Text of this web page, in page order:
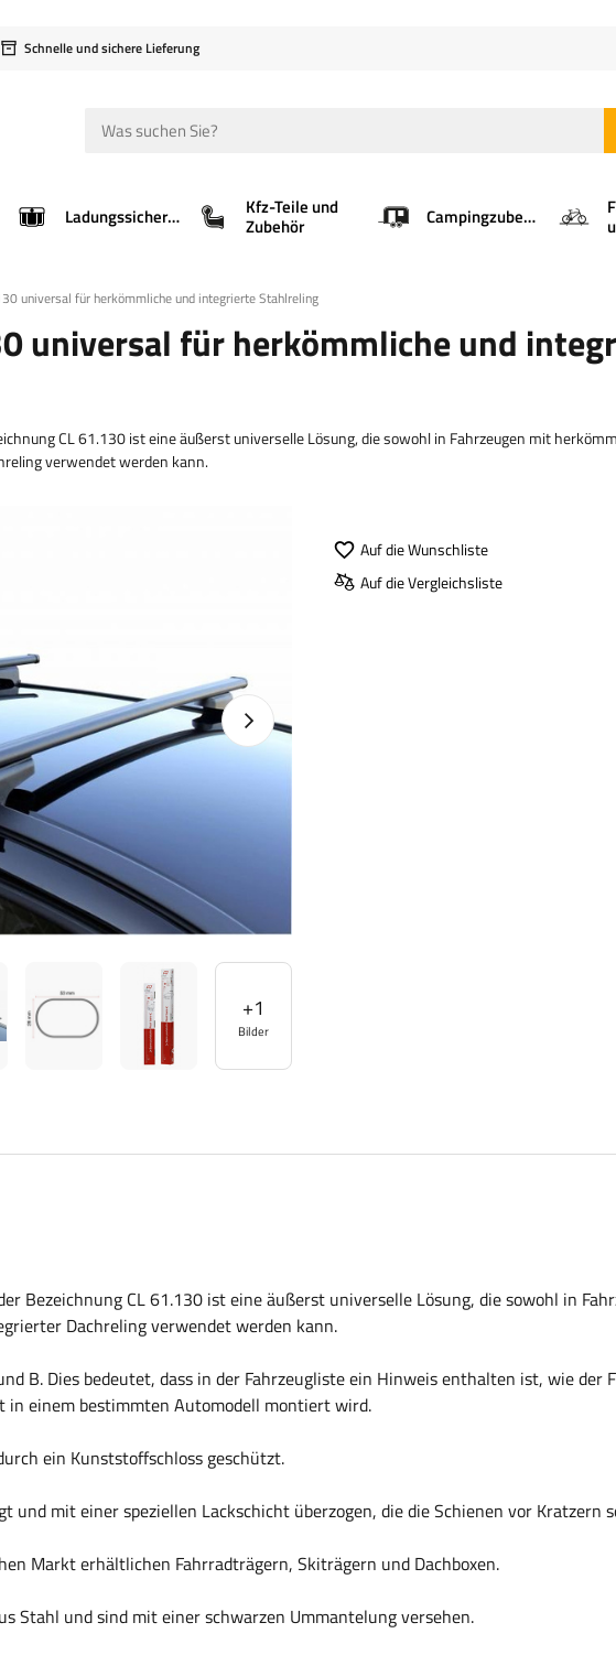
Schnelle und sichere Lieferung
Ladungssicherung Kfz-Teile und
Zubehör Campingzubehör
universal für herkömmliche und integrierte Stahlreling
universal für herkömmliche und
CL 61.130 ist eine äußerst universelle Lösung, die sowohl in Fahrzeugen mit
verwendet werden kann.
+1
Bilder
Nächstes Foto
Auf die Wunschliste
Auf die Vergleichsliste
Bezeichnung CL 61.130 ist eine äußerst universelle Lösung, die sowohl in
Dachreling verwendet werden kann.
B. Dies bedeutet, dass in der Fahrzeugliste ein Hinweis enthalten ist, wie der
in einem bestimmten Automodell montiert wird.
ein Kunststoffschloss geschützt.
und mit einer speziellen Lackschicht überzogen, die die Schienen vor Kratzern
Markt erhältlichen Fahrradträgern, Skiträgern und Dachboxen.
Stahl und sind mit einer schwarzen Ummantelung versehen.